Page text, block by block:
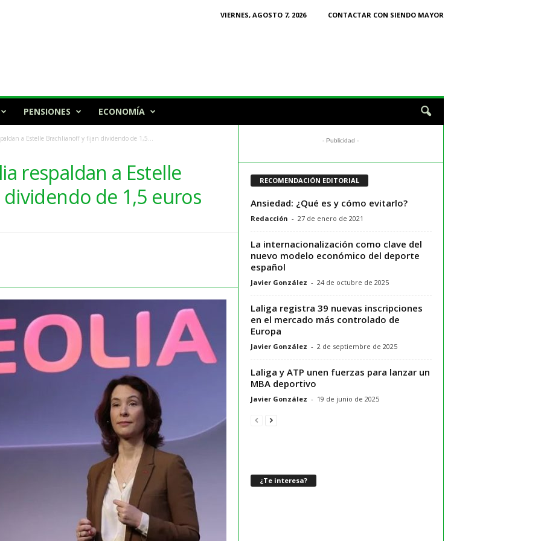
VIERNES, AGOSTO 7, 2026
CONTACTAR CON SIENDO MAYOR
PENSIONES ECONOMÍA
a Estelle Brachlianoff y fijan dividendo de 1,5...
respaldan a Estelle
de 1,5 euros
- Publicidad -
RECOMENDACIÓN EDITORIAL
Ansiedad: ¿Qué es y cómo evitarlo?
Redacción - 27 de enero de 2021
La internacionalización como clave del
nuevo modelo económico del deporte
español
Javier González - 24 de octubre de 2025
Laliga registra 39 nuevas inscripciones
en el mercado más controlado de
Europa
Javier González - 2 de septiembre de 2025
Laliga y ATP unen fuerzas para lanzar un
MBA deportivo
Javier González - 19 de junio de 2025
¿Te interesa?